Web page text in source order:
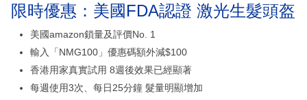
限時優惠：美國FDA認證 激光生髮頭盔
美國amazon鎖量及評價No. 1
輸入「NMG100」優惠碼額外減$100
香港用家真實試用 8週後效果已經顯著
每週使用3次、每日25分鐘 髮量明顯增加